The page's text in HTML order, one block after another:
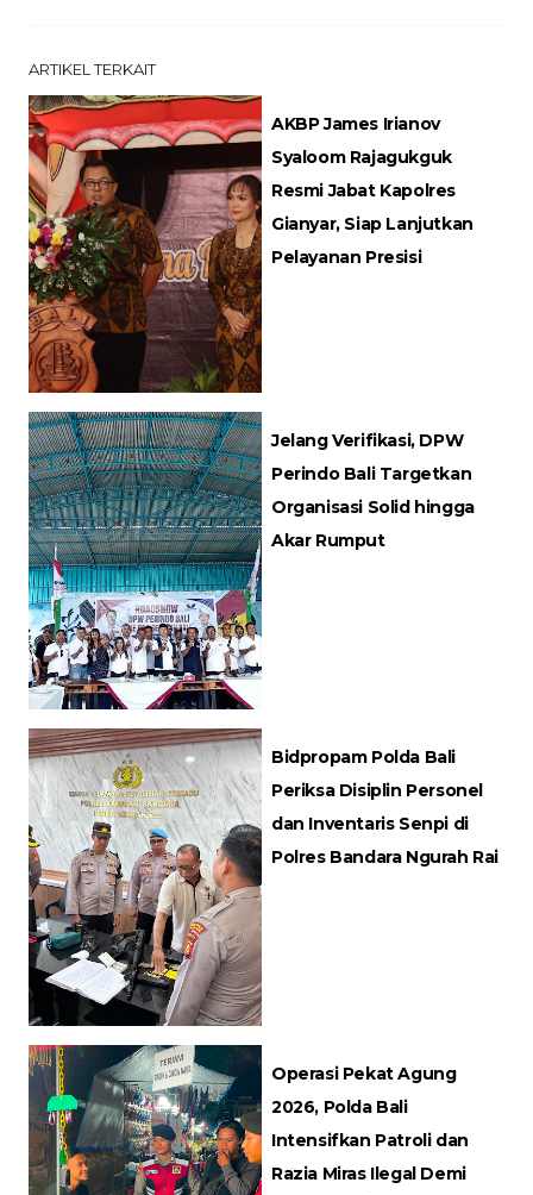
ARTIKEL TERKAIT
AKBP James Irianov
Syaloom Rajagukguk
Resmi Jabat Kapolres
Gianyar, Siap Lanjutkan
Pelayanan Presisi
Jelang Verifikasi, DPW
Perindo Bali Targetkan
Organisasi Solid hingga
Akar Rumput
Bidpropam Polda Bali
Periksa Disiplin Personel
dan Inventaris Senpi di
Polres Bandara Ngurah Rai
Operasi Pekat Agung
2026, Polda Bali
Intensifkan Patroli dan
Razia Miras Ilegal Demi